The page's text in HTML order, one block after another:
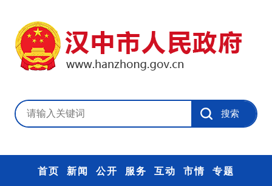
首页 新闻 公开 服务 互动 市情 专题